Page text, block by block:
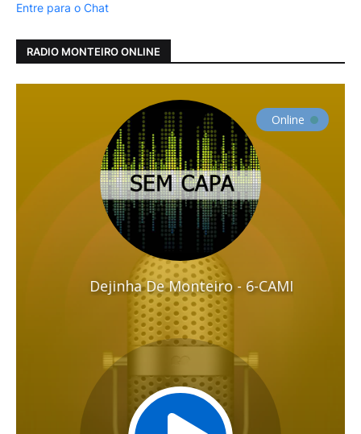
Entre para o Chat
RADIO MONTEIRO ONLINE